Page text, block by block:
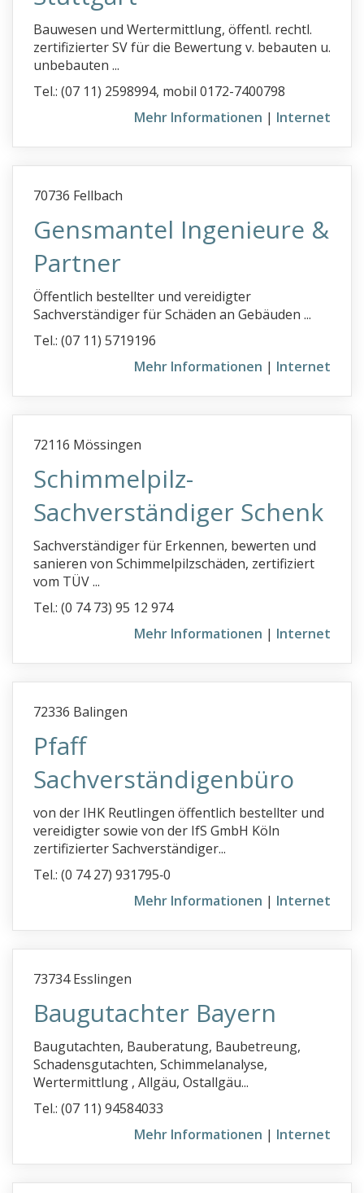
Baugutachter PLZ 4
Baugutachter PLZ 5
Baugutachter PLZ 6
Baugutachter PLZ 7
Baugutachter PLZ 8
Baugutachter PLZ 9
Bauhistorische Gutachten
Baumaschinen
Baumängel
Baumgutachter
Bauplanung
Bausachverständiger
Bauschadenanalyse
Bauschäden
Bauschäden an Altbauten
Bausubstanzprüfung
Bautentrocknung
Bautrocknung
bebaute und unbebaute Grundstücke
Beleihungswertgutachten
Betonwerkstein
Betriebsunterbrechungen
Beweissicherung
Bewertung von Arzt- und Zahnarztpraxen
Blower Door Test
Bodenbeläge
Bodenfeuchte
Boote Gutachten
Brandmelder
d
e
f
h
i
l
Bauwesen und Wertermittlung, öffentl. rechtl.
zertifizierter SV für die Bewertung v. bebauten u.
unbebauten ...
Tel.: (07 11) 2598994, mobil 0172-7400798
Mehr Informationen | Internet
70736 Fellbach
Gensmantel Ingenieure &
Partner
Öffentlich bestellter und vereidigter
Sachverständiger für Schäden an Gebäuden ...
Tel.: (07 11) 5719196
Mehr Informationen | Internet
72116 Mössingen
Schimmelpilz-
Sachverständiger Schenk
Sachverständiger für Erkennen, bewerten und
sanieren von Schimmelpilzschäden, zertifiziert
vom TÜV ...
Tel.: (0 74 73) 95 12 974
Mehr Informationen | Internet
72336 Balingen
Pfaff
Sachverständigenbüro
von der IHK Reutlingen öffentlich bestellter und
vereidigter sowie von der IfS GmbH Köln
zertifizierter Sachverständiger...
Tel.: (0 74 27) 931795‑0
Mehr Informationen | Internet
73734 Esslingen
Baugutachter Bayern
Baugutachten, Bauberatung, Baubetreung,
Schadensgutachten, Schimmelanalyse,
Wertermittlung , Allgäu, Ostallgäu...
Tel.: (07 11) 94584033
Mehr Informationen | Internet